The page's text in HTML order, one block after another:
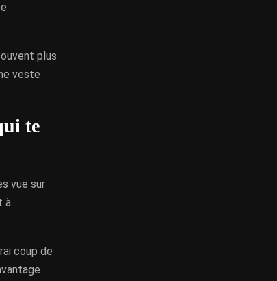
plus
veste
te
vue sur
à
coup de